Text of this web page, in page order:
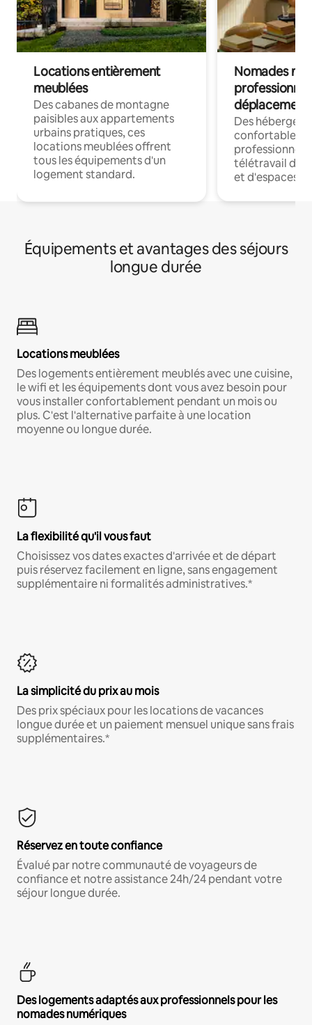
Locations entièrement
meublées
Des cabanes de montagne
paisibles aux appartements
urbains pratiques, ces
locations meublées offrent
tous les équipements d'un
logement standard.
Nomades
déplacement
Des
confortables
professionnels
télétravail
et d'espaces
Équipements et avantages des séjours
longue durée
Locations meublées
Des logements entièrement meublés avec une cuisine,
le wifi et les équipements dont vous avez besoin pour
vous installer confortablement pendant un mois ou
plus. C'est l'alternative parfaite à une location
moyenne ou longue durée.
La flexibilité qu'il vous faut
Choisissez vos dates exactes d'arrivée et de départ
puis réservez facilement en ligne, sans engagement
supplémentaire ni formalités administratives.*
La simplicité du prix au mois
Des prix spéciaux pour les locations de vacances
longue durée et un paiement mensuel unique sans frais
supplémentaires.*
Réservez en toute confiance
Évalué par notre communauté de voyageurs de
confiance et notre assistance 24h/24 pendant votre
séjour longue durée.
Des logements adaptés aux professionnels pour les
nomades numériques